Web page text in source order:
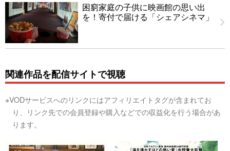
困窮家庭の子供に映画館の思い出
を！寄付で届ける「シェアシネマ」
関連作品を配信サイトで視聴
※VODサービスへのリンクにはアフィリエイトタグが含まれてお
り、リンク先での会員登録や購入などでの収益化を行う場合があ
ります。